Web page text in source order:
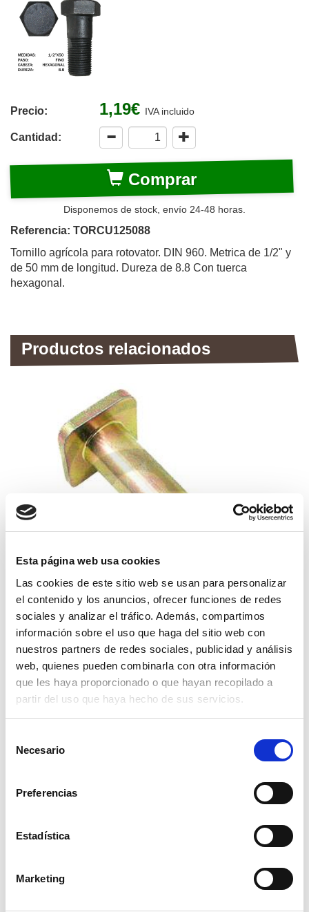
Esta página web usa cookies
Las cookies de este sitio web se usan para personalizar
el contenido y los anuncios, ofrecer funciones de redes
sociales y analizar el tráfico. Además, compartimos
información sobre el uso que haga del sitio web con
nuestros partners de redes sociales, publicidad y análisis
web, quienes pueden combinarla con otra información
que les haya proporcionado o que hayan recopilado a
partir del uso que haya hecho de sus servicios.
Necesario
Preferencias
Estadística
Marketing
Precio: 1,19€ IVA incluido
Cantidad:
Comprar
Disponemos de stock, envío 24-48 horas.
Referencia: TORCU125088
Tornillo agrícola para rotovator. DIN 960. Metrica de 1/2" y
de 50 mm de longitud. Dureza de 8.8 Con tuerca
hexagonal.
Productos relacionados
tornillo para martillo rm 46
14,50€ comprar